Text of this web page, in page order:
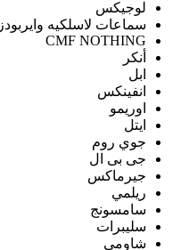
لوجيكس
سماعات لاسلكيه وايربودز
CMF NOTHING
أنكر
ابل
انفينكس
اوريمو
ايتل
جوي روم
جى بى ال
جيرماكس
ريلمي
سامسونج
سليبرات
شاومى